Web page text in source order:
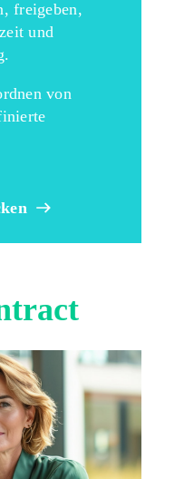
freigeben,
und
von